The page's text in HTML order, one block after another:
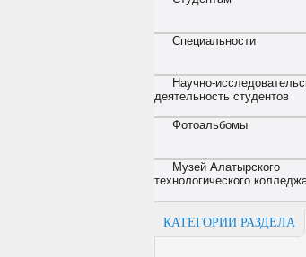
Специальности
Научно-
деятельность студентов
Фотоальбомы
Музей Алатырского
технологического
КАТЕГОРИИ РАЗДЕЛА